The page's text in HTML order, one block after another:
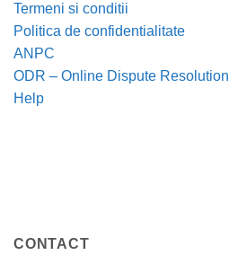
Termeni si conditii
Politica de confidentialitate
ANPC
ODR – Online Dispute Resolution
Help
CONTACT